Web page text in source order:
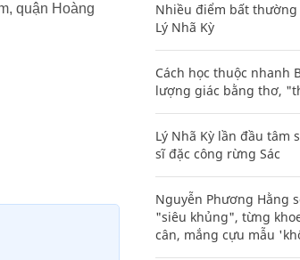
quận Hoàng
Nhiều điểm bất
Lý Nhã Kỳ
Cách học thuộc nhanh
lượng giác bằng thơ,
Lý Nhã Kỳ lần đầu tâm
sĩ đặc công rừng Sác
Nguyễn Phương Hằng
"siêu khủng", từng
cân, mắng cựu mẫu